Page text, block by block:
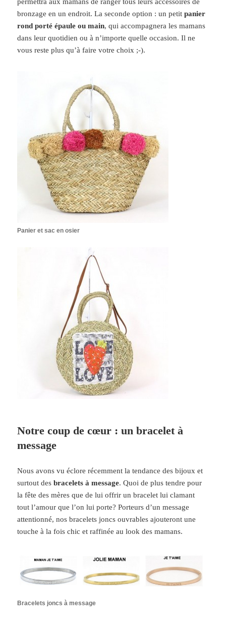
permettra aux mamans de ranger tous leurs accessoires de
bronzage en un endroit. La seconde option : un petitpanier
rond porté épaule ou main, qui accompagnera les mamans
dans leur quotidien ou à n’importe quelle occasion. Il ne
vous reste plus qu’à faire votre choix ;-).
Panier et sac en osier
Notre coup de cœur : un bracelet à
message
Nous avons vu éclore récemment la tendance des bijoux et
surtout desbracelets à message. Quoi de plus tendre pour
la fête des mères que de lui offrir un bracelet lui clamant
tout l’amour que l’on lui porte? Porteurs d’un message
attentionné, nos bracelets joncs ouvrables ajouteront une
touche à la fois chic et raffinée au look des mamans.
Bracelets joncs à message